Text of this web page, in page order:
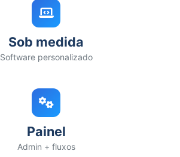
Sob medida
Software personalizado
Painel
Admin + fluxos